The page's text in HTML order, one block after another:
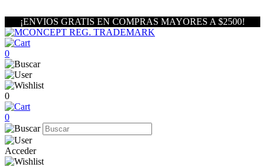
¡ENVIOS GRATIS EN COMPRAS MAYORES A $2500!
0
0
0
Acceder